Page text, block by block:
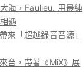
海，Faulieu. 用最純
遇
來「超越錄音音源」
台，帶著《MiX》展